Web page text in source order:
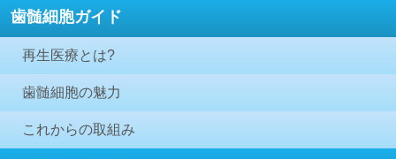
歯髄細胞ガイド
再生医療とは?
歯髄細胞の魅力
これからの取組み